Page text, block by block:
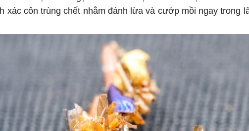
xác côn trùng chết nhằm đánh lừa và cướp mồi ngay trong